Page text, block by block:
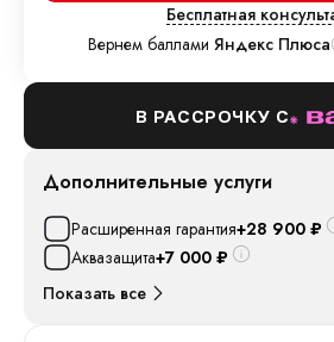
Бесплатная
Вернем баллами Яндекс Плюса
В РАССРОЧКУ С
Дополнительные услуги
Расширенная гарантия+28 900 ₽
Аквазащита+7 000 ₽
Показать все